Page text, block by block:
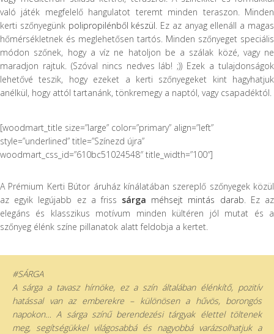
való játék megfelelő hangulatot teremt minden teraszon. Minden
kerti szőnyegünk polipropilénből készül . Ez az anyag ellenáll a magas
hőmérsékletnek és meglehetősen tartós. Minden szőnyeget speciális
módon szőnek, hogy a víz ne hatoljon be a szálak közé, vagy ne
maradjon rajtuk. (Szóval nincs nedves láb! ;)) Ezek a tulajdonságok
lehetővé teszik, hogy ezeket a kerti szőnyegeket kint hagyhatjuk
anélkül, hogy attól tartanánk, tönkremegy a naptól, vagy csapadéktól.
[woodmart_title size=”large” color=”primary” align=”left”
style=”underlined” title=”Színezd újra”
woodmart_css_id=”610bc51024548″ title_width=”100″]
A Prémium Kerti Bútor áruház kínálatában szereplő szőnyegek közül
az egyik legújabb ez a friss sárga méhsejt mintás darab . Ez az
elegáns és klasszikus motívum minden kültéren jól mutat és a
szőnyeg élénk színe pillanatok alatt feldobja a kertet.
#SÁRGA
A sárga a tavasz hírnöke, ez a szín általában élénkítő, pozitív
hatással van az emberekre – különösen a hűvös, borongós
napokon… A sárga színű berendezési tárgyak élettel töltenek
meg, segítségükkel világosabbá és nagyobbá varázsolhatjuk a